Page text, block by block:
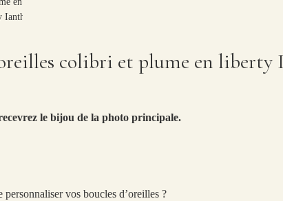
colibri et plume en liberty
le bijou de la photo principale.
personnaliser vos boucles d’oreilles ?